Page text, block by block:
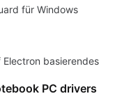
für Windows
basierendes
PC drivers